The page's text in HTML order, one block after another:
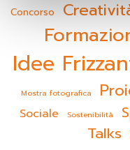
Concorso
Idee
Mostra fotografica
Sociale Sostenibilità
Talks